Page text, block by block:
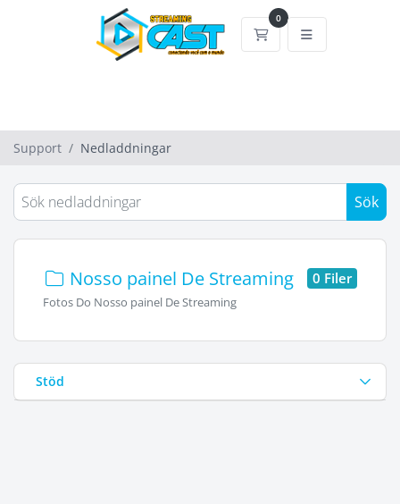
0
Kundvagn
Support Nedladdningar
Sök
Nosso painel De Streaming 0 Filer
Fotos Do Nosso painel De Streaming
Stöd